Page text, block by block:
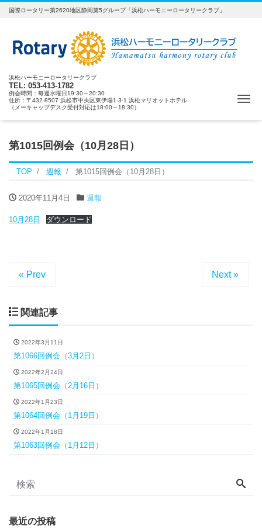
国際ロータリー第2620地区静岡第5グループ「浜松ハーモニーロータリークラブ」
浜松ハーモニーロータリークラブ
TEL: 053-413-1782
例会時間：毎週水曜日19:30～20:30
住所：〒432-8507 浜松市中央区東伊場1-3-1 浜松マリオットホテル
（メーキャップデスク受付対応は18:00～18:30）
ナ
第1015回例会（10月28日）
TOP 週報 第1015回例会（10月28日）
2020年11月4日 週報
10月28日 ダウンロード
« Prev Next »
関連記事
2022年3月11日
第1066回例会（3月2日）
2022年2月24日
第1065回例会（2月16日）
2022年1月23日
第1064回例会（1月19日）
2022年1月18日
第1063回例会（1月12日）
最近の投稿